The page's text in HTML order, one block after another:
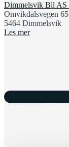
Dimmelsvik Bil AS
Omvikdalsvegen 65
5464 Dimmelsvik
Les mer